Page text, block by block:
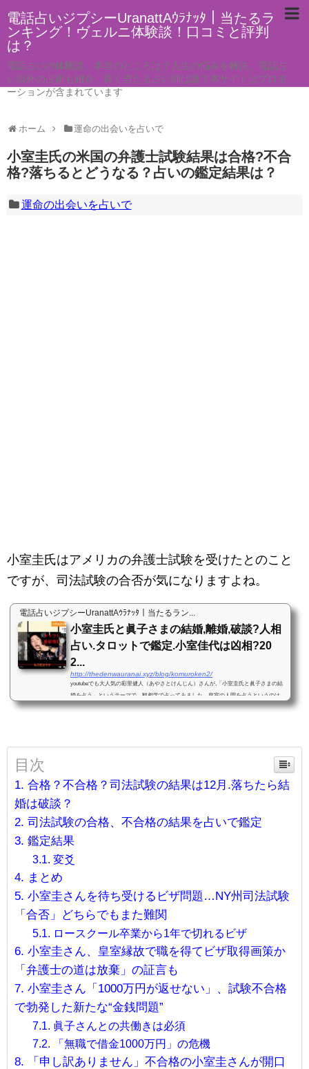
電話占いジプシーUranattAｳﾗﾅｯﾀ｜当たるラ
ンキング！ヴェルニ体験談！口コミと評判
は？
電話占いの体験談。本当のところは？人生の悩みを解決。電話占
い以外の占術も紹介。良く当たる占い師は誰？本サイトはプロモ
ーションが含まれています
ホーム 運命の出会いを占いで
小室圭氏の米国の弁護士試験結果は合格?不合
格?落ちるとどうなる？占いの鑑定結果は？
運命の出会いを占いで
小室圭氏はアメリカの弁護士試験を受けたとのこと
ですが、司法試験の合否が気になりますよね。
電話占いジプシーUranattAｳﾗﾅｯﾀ｜当たるラン...
小室圭氏と眞子さまの結婚,離婚,破談?人相
占い.タロットで鑑定.小室佳代は凶相?20
2...
http://thedenwauranai.xyz/blog/komuroken2/
youtubeでも大人気の彩里健人（あやさとけんじん）さんが,「小室圭氏と眞子さまの結
婚を占う」というテーマで、観相学で占ってみました。皇室の人間を占うというのは、
戦前ならば不敬罪で逮捕されるかもしれません。令和の時代ならば、さすがにそれはな
目次
合格？不合格？司法試験の結果は12月.落ちたら結
婚は破談？
司法試験の合格、不合格の結果を占いで鑑定
鑑定結果
変爻
まとめ
小室圭さんを待ち受けるビザ問題…NY州司法試験
「合否」どちらでもまた難関
ロースクール卒業から1年で切れるビザ
小室圭さん、皇室縁故で職を得てビザ取得画策か
「弁護士の道は放棄」の証言も
小室圭さん「1000万円が返せない」、試験不合格
で勃発した新たな“金銭問題”
眞子さんとの共働きは必須
「無職で借金1000万円」の危機
「申し訳ありません」不合格の小室圭さんが開口